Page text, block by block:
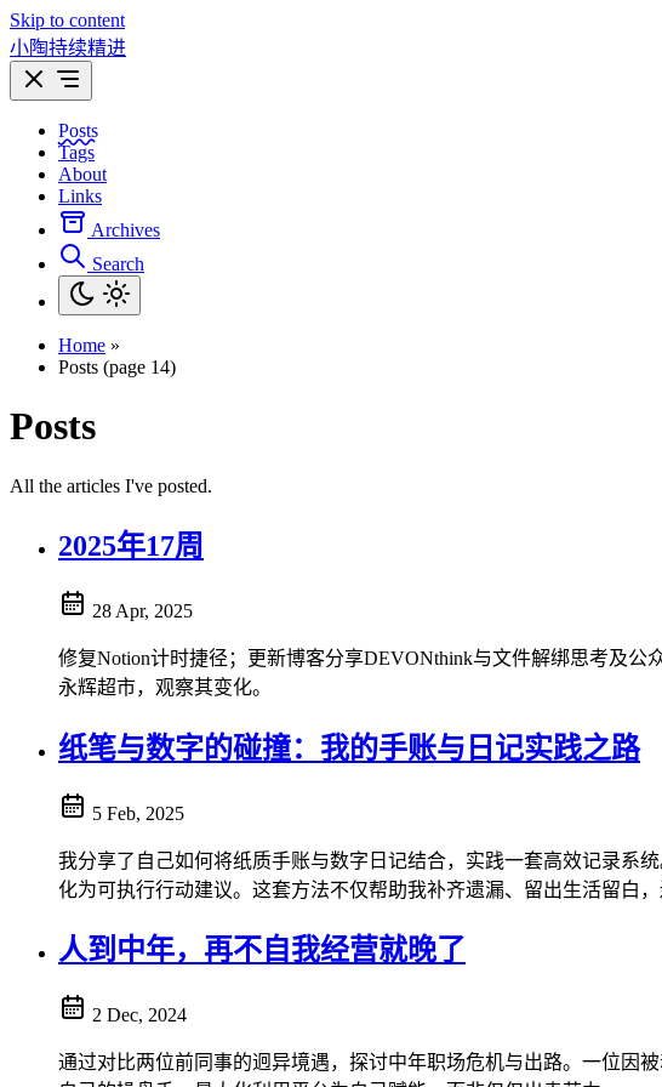
Skip to content
小陶持续精进
Posts
Tags
About
Links
Archives
Search
Home »
Posts (page 14)
Posts
All the articles I've posted.
2025年17周
28 Apr, 2025
修复Notion计时捷径；更新博客分享DEVONthink与文件解绑思考及
永辉超市，观察其变化。
纸笔与数字的碰撞：我的手账与日记实践之路
5 Feb, 2025
我分享了自己如何将纸质手账与数字日记结合，实践一套高效记录系
化为可执行行动建议。这套方法不仅帮助我补齐遗漏、留出生活留白
人到中年，再不自我经营就晚了
2 Dec, 2024
通过对比两位前同事的迥异境遇，探讨中年职场危机与出路。一位因